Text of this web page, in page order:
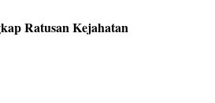
Ratusan Kejahatan